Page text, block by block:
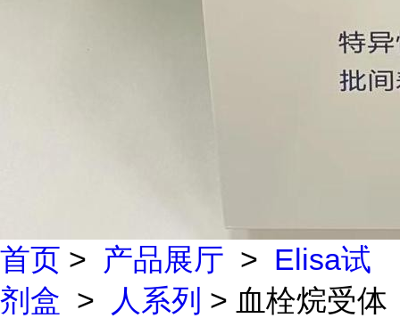
首页 > 产品展厅 > Elisa试
剂盒 > 人系列 > 血栓烷受体